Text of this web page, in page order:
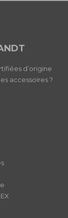
d’origine
accessoires ?